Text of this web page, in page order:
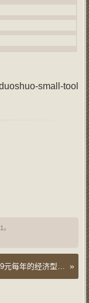
small-tool
»